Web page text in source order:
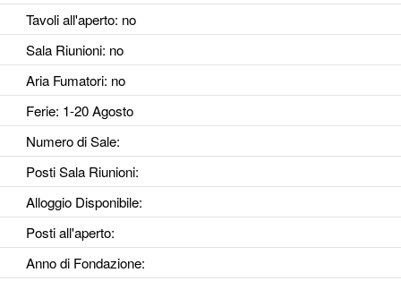
Tavoli all'aperto: no
Sala Riunioni: no
Aria Fumatori: no
Ferie: 1-20 Agosto
Numero di Sale:
Posti Sala Riunioni:
Alloggio Disponibile:
Posti all'aperto:
Anno di Fondazione: